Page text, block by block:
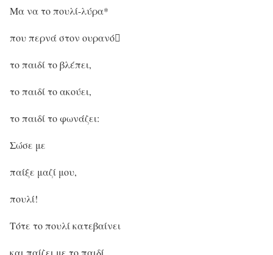
Μα να το πουλί-λύρα*
που περνά στον ουρανό
το παιδί το βλέπει,
το παιδί το ακούει,
το παιδί το φωνάζει:
Σώσε με
παίξε μαζί μου,
πουλί!
Τότε το πουλί κατεβαίνει